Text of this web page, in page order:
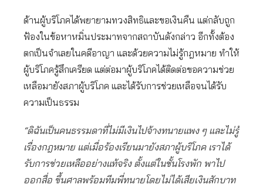
ด้านผู้บริโภคได้พยายามทวงสิทธิและขอเงินคืน แต่กลับถูก
ฟ้องในข้อหาหมิ่นประมาทจากสถาบันดังกล่าว อีกทั้งต้อง
ตกเป็นจำเลยในคดีอาญา และด้วยความไม่รู้กฎหมาย ทำให้
ผู้บริโภครู้สึกเครียด แต่ต่อมาผู้บริโภคได้ติดต่อขอความช่วย
เหลือมายังสภาผู้บริโภค และได้รับการช่วยเหลือจนได้รับ
ความเป็นธรรม
“ดิฉันเป็นคนธรรมดาที่ไม่มีเงินไปจ้างทนายแพง ๆ และไม่รู้
เรื่องกฎหมาย แต่เมื่อร้องเรียนมายังสภาผู้บริโภค เราได้
รับการช่วยเหลืออย่างแท้จริง ตั้งแต่ในชั้นโรงพัก พาไป
ออกสื่อ ขึ้นศาลพร้อมทีมพี่ทนายโดยไม่ได้เสียเงินสักบาท